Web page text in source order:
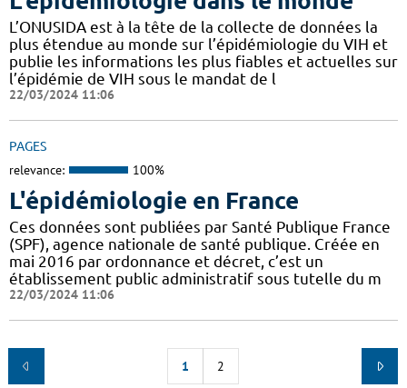
L’ONUSIDA est à la tête de la collecte de données la
plus étendue au monde sur l’épidémiologie du VIH et
publie les informations les plus fiables et actuelles sur
l’épidémie de VIH sous le mandat de l
22/03/2024 11:06
PAGES
relevance: 100%
L'épidémiologie en France
Ces données sont publiées par Santé Publique France
(SPF), agence nationale de santé publique. Créée en
mai 2016 par ordonnance et décret, c’est un
établissement public administratif sous tutelle du m
22/03/2024 11:06
1 2